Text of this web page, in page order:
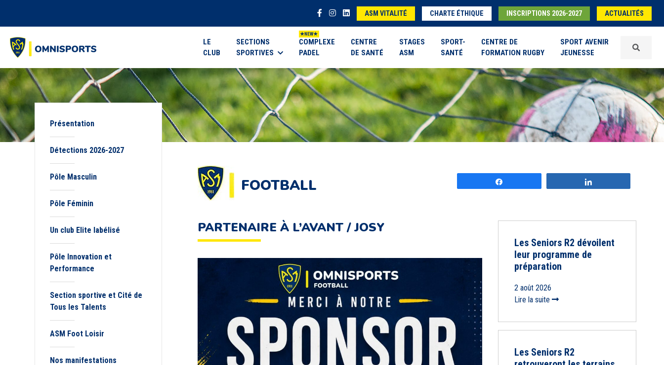
ASM VITALITÉ CHARTE ÉTHIQUE INSCRIPTIONS 2026-2027 ACTUALITÉS
LE
CLUB
SECTIONS
SPORTIVES
COMPLEXE
PADEL
CENTRE
DE SANTÉ
STAGES
ASM
SPORT-
SANTÉ
CENTRE DE
FORMATION RUGBY
SPORT AVENIR
JEUNESSE
Présentation
Détections 2026-2027
Pôle Masculin
Pôle Féminin
Un club Elite labélisé
Pôle Innovation et
Performance
Section sportive et Cité de
Tous les Talents
ASM Foot Loisir
Nos manifestations
FOOTBALL
PARTENAIRE À L’AVANT / JOSY
Les Seniors R2 dévoilent
leur programme de
préparation
2 août 2026
Lire la suite
Les Seniors R2